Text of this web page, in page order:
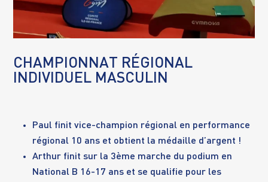
CHAMPIONNAT RÉGIONAL
INDIVIDUEL MASCULIN
Paul finit vice-champion régional en performance
régional 10 ans et obtient la médaille d’argent !
Arthur finit sur la 3ème marche du podium en
National B 16-17 ans et se qualifie pour les